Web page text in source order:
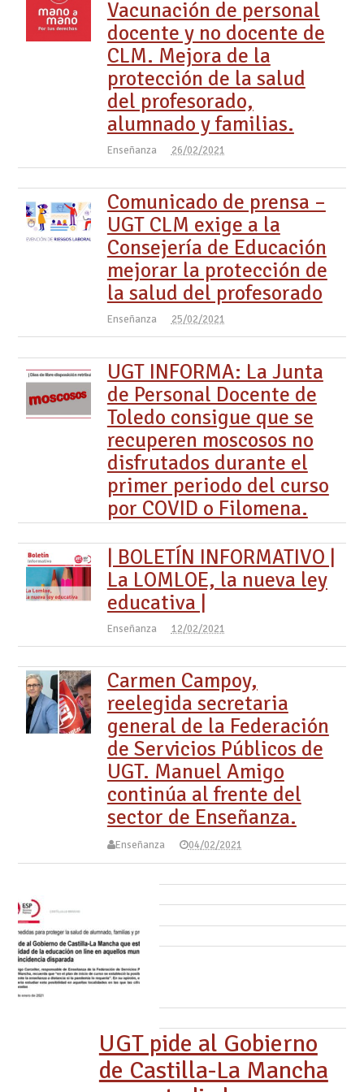
Vacunación de personal
docente y no docente de
CLM. Mejora de la
protección de la salud
del profesorado,
alumnado y familias.
Enseñanza 26/02/2021
Comunicado de prensa –
UGT CLM exige a la
Consejería de Educación
mejorar la protección de
la salud del profesorado
Enseñanza 25/02/2021
UGT INFORMA: La Junta
de Personal Docente de
Toledo consigue que se
recuperen moscosos no
disfrutados durante el
primer periodo del curso
por COVID o Filomena.
| BOLETÍN INFORMATIVO |
La LOMLOE, la nueva ley
educativa |
Enseñanza 12/02/2021
Carmen Campoy,
reelegida secretaria
general de la Federación
de Servicios Públicos de
UGT. Manuel Amigo
continúa al frente del
sector de Enseñanza.
Enseñanza 04/02/2021
UGT pide al Gobierno
de Castilla-La Mancha